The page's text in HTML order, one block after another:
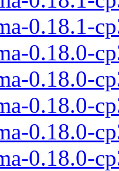
0.18.1-
0.18.0-
0.18.0-
0.18.0-
0.18.0-
0.18.0-